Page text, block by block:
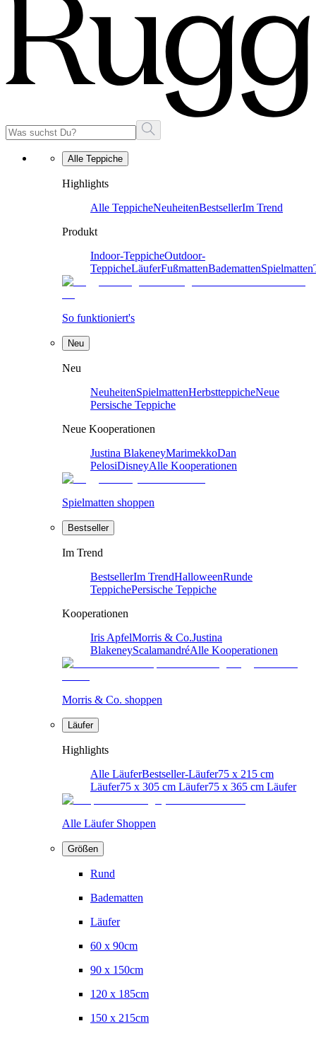
Alle Teppiche
Highlights
Alle TeppicheNeuheitenBestsellerIm Trend
Produkt
Indoor-TeppicheOutdoor-
TeppicheLäuferFußmattenBademattenSpielmatten
So funktioniert's
Neu
Neu
NeuheitenSpielmattenHerbstteppicheNeue
Persische Teppiche
Neue Kooperationen
Justina BlakeneyMarimekkoDan
PelosiDisneyAlle Kooperationen
Spielmatten shoppen
Bestseller
Im Trend
BestsellerIm TrendHalloweenRunde
TeppichePersische Teppiche
Kooperationen
Iris ApfelMorris & Co.Justina
BlakeneyScalamandréAlle Kooperationen
Morris & Co. shoppen
Läufer
Highlights
Alle LäuferBestseller-Läufer75 x 215 cm
Läufer75 x 305 cm Läufer75 x 365 cm Läufer
Alle Läufer Shoppen
Größen
Rund
Badematten
Läufer
60 x 90cm
90 x 150cm
120 x 185cm
150 x 215cm